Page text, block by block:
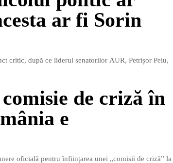
ar fi Sorin
critic, după ce liderul senatorilor AUR, Petrișor Peiu,
de criză în
e
oficială pentru înființarea unei „comisii de criză” la